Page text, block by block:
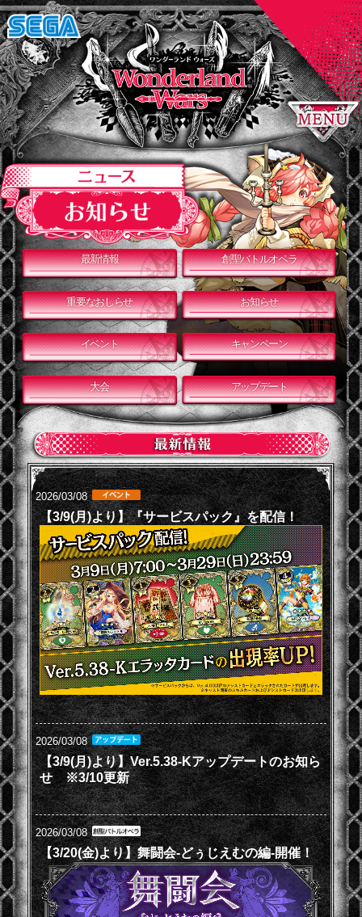
最新情報 創聖バトルオペラ
重要なおしらせ お知らせ
イベント キャンペーン
大会 アップデート
2026/03/08
【3/9(月)より】『サービスパック』を配信！
2026/03/08
【3/9(月)より】Ver.5.38-Kアップデートのお知ら
せ ※3/10更新
2026/03/08
【3/20(金)より】舞闘会-どぅじえむの編-開催！